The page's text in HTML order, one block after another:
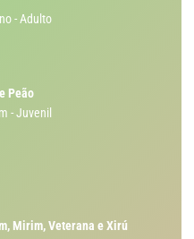
- Adulto
Peão
- Juvenil
Mirim, Veterana e Xirú